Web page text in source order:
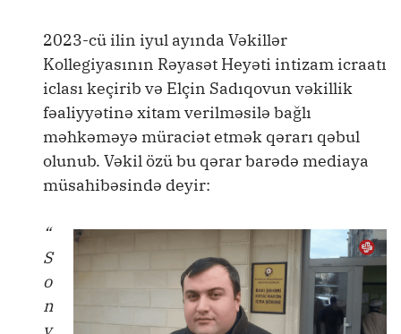
2023-cü ilin iyul ayında Vəkillər
Kollegiyasının Rəyasət Heyəti intizam icraatı
iclası keçirib və Elçin Sadıqovun vəkillik
fəaliyyətinə xitam verilməsilə bağlı
məhkəməyə müraciət etmək qərarı qəbul
olunub. Vəkil özü bu qərar barədə mediaya
müsahibəsində deyir:
“
S
o
n